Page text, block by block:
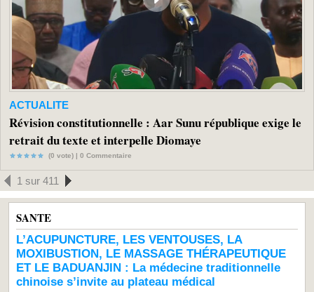
ACTUALITE
Révision constitutionnelle : Aar Sunu république exige le
retrait du texte et interpelle Diomaye
(0 vote) | 0 Commentaire
1 sur 411
SANTE
L’ACUPUNCTURE, LES VENTOUSES, LA
MOXIBUSTION, LE MASSAGE THÉRAPEUTIQUE
ET LE BADUANJIN : La médecine traditionnelle
chinoise s’invite au plateau médical